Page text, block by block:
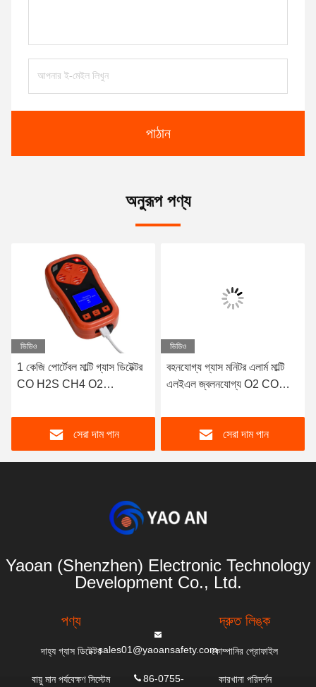
পাঠান
অনুরূপ পণ্য
ভিডিও
1 কেজি পোর্টেবল মাল্টি গ্যাস ডিটেক্টর
CO H2S CH4 O2
Certified
সেরা দাম পান
ভিডিও
বহনযোগ্য গ্যাস মনিটর এলার্ম মাল্টি
এলইএল জ্বলনযোগ্য O2 CO
সেরা দাম পান
Yaoan (Shenzhen) Electronic Technology
Development Co., Ltd.
পণ্য
দাহ্য গ্যাস ডিটেক্টর
বায়ু মান পর্যবেক্ষণ সিস্টেম
sales01@yaoansafety.com
86-0755-
দ্রুত লিঙ্ক
কোম্পানির প্রোফাইল
কারখানা পরিদর্শন